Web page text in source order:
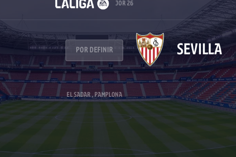
JOR 26
POR DEFINIR SEVILLA
EL SADAR , PAMPLONA